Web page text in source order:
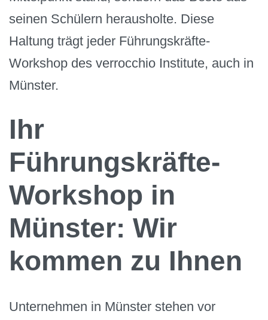
seinen Schülern herausholte. Diese
Haltung trägt jeder Führungskräfte-
Workshop des verrocchio Institute, auch in
Münster.
Ihr
Führungskräfte-
Workshop in
Münster: Wir
kommen zu Ihnen
Unternehmen in Münster stehen vor